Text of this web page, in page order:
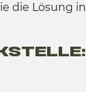
die Lösung